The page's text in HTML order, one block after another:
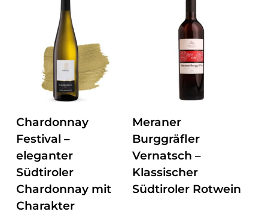
ZUM PRODUKT
Chardonnay
Festival –
eleganter
Südtiroler
Chardonnay mit
Charakter
Meraner
Burggräfler
Vernatsch –
Klassischer
Südtiroler Rotwein